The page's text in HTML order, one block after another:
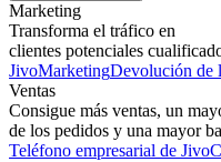
Marketing
Transforma el tráfico en
clientes potenciales
JivoMarketingDevolución de
Ventas
Consigue más ventas, un
de los pedidos y una mayor
Teléfono empresarial de